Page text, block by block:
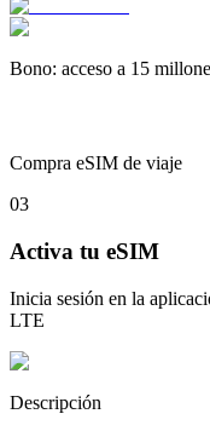
Bono: acceso a 15
Compra eSIM de viaje
03
Activa tu eSIM
Inicia sesión en la
LTE
Descripción